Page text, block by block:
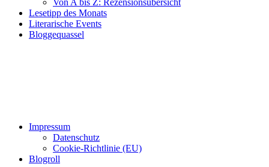
Von A bis Z: Rezensionsübersicht
Lesetipp des Monats
Literarische Events
Bloggequassel
Impressum
Datenschutz
Cookie-Richtlinie (EU)
Blogroll